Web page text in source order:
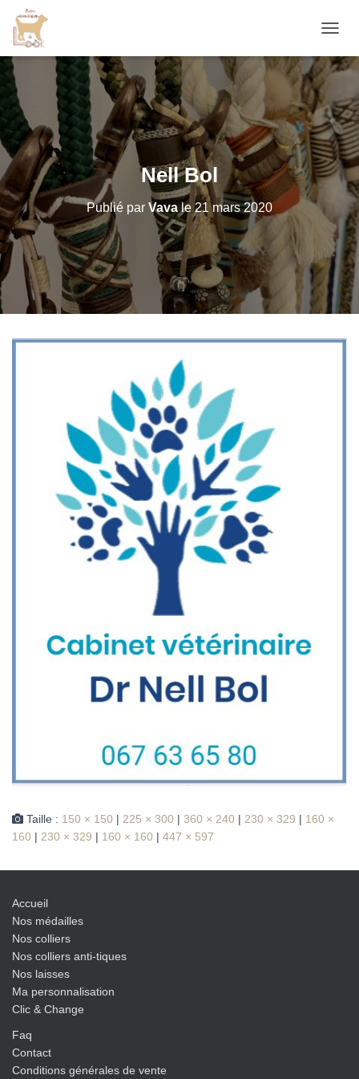
É
P
E
R
L
A
N
I
G
A
T
O
N
Nell Bol
Publié par Vavale21 mars 2020
Taille : 150 × 150 | 225 × 300 | 360 × 240 | 230 × 329 | 160 ×
160 | 230 × 329 | 160 × 160 | 447 × 597
Accueil
Nos médailles
Nos colliers
Nos colliers anti-tiques
Nos laisses
Ma personnalisation
Clic & Change
Faq
Contact
Conditions générales de vente